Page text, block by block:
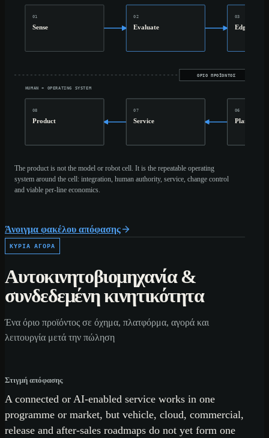
ΌΡΙΟ ΠΡΟΪΌΝΤΟΣ
HUMAN + OPERATING SYSTEM
01
Sense
02
Evaluate
03
Edge
06
Plant
07
Service
08
Product
The product is not the model or robot cell. It is the repeatable operating
system around the cell: integration, human authority, service, change control
and viable per-line economics.
Άνοιγμα φακέλου απόφασης
ΚΎΡΙΑ ΑΓΟΡΆ
Αυτοκινητοβιομηχανία &
συνδεδεμένη κινητικότητα
Ένα όριο προϊόντος σε όχημα, πλατφόρμα, αγορά και
λειτουργία μετά την πώληση
Στιγμή απόφασης
A connected or AI-enabled service works in one
programme or market, but vehicle, cloud, commercial,
release and after-sales roadmaps do not yet form one